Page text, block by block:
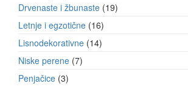
Drvenaste i žbunaste 19
Letnje i egzotične 16
Lisnodekorativne 14
Niske perene 7
Penjačice 3